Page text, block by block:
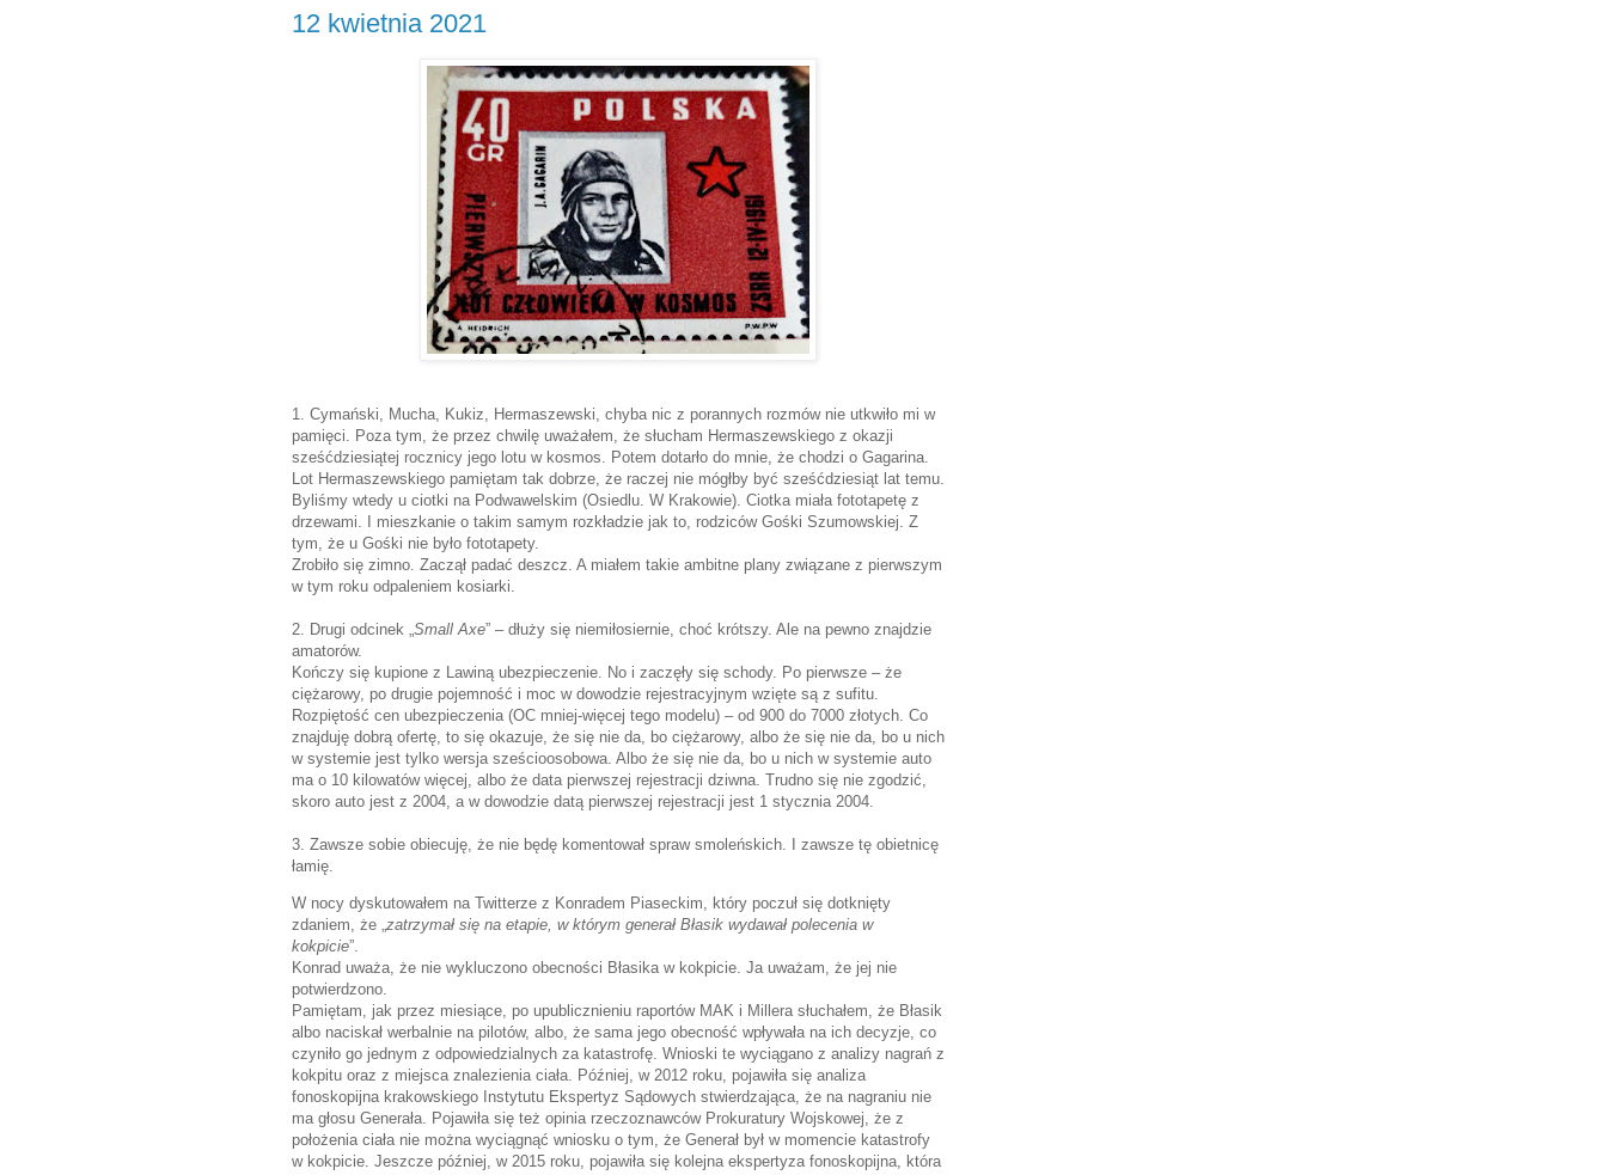
12 kwietnia 2021
1. Cymański, Mucha, Kukiz, Hermaszewski, chyba nic z porannych rozmów nie utkwiło mi w
pamięci. Poza tym, że przez chwilę uważałem, że słucham Hermaszewskiego z okazji
sześćdziesiątej rocznicy jego lotu w kosmos. Potem dotarło do mnie, że chodzi o Gagarina.
Lot Hermaszewskiego pamiętam tak dobrze, że raczej nie mógłby być sześćdziesiąt lat temu.
Byliśmy wtedy u ciotki na Podwawelskim (Osiedlu. W Krakowie). Ciotka miała fototapetę z
drzewami. I mieszkanie o takim samym rozkładzie jak to, rodziców Gośki Szumowskiej. Z
tym, że u Gośki nie było fototapety.
Zrobiło się zimno. Zaczął padać deszcz. A miałem takie ambitne plany związane z pierwszym
w tym roku odpaleniem kosiarki.
2. Drugi odcinek „Small Axe” – dłuży się niemiłosiernie, choć krótszy. Ale na pewno znajdzie
amatorów.
Kończy się kupione z Lawiną ubezpieczenie. No i zaczęły się schody. Po pierwsze – że
ciężarowy, po drugie pojemność i moc w dowodzie rejestracyjnym wzięte są z sufitu.
Rozpiętość cen ubezpieczenia (OC mniej-więcej tego modelu) – od 900 do 7000 złotych. Co
znajduję dobrą ofertę, to się okazuje, że się nie da, bo ciężarowy, albo że się nie da, bo u nich
w systemie jest tylko wersja sześcioosobowa. Albo że się nie da, bo u nich w systemie auto
ma o 10 kilowatów więcej, albo że data pierwszej rejestracji dziwna. Trudno się nie zgodzić,
skoro auto jest z 2004, a w dowodzie datą pierwszej rejestracji jest 1 stycznia 2004.
3. Zawsze sobie obiecuję, że nie będę komentował spraw smoleńskich. I zawsze tę obietnicę
łamię.
W nocy dyskutowałem na Twitterze z Konradem Piaseckim, który poczuł się dotknięty
zdaniem, że „zatrzymał się na etapie, w którym generał Błasik wydawał polecenia w
kokpicie”.
Konrad uważa, że nie wykluczono obecności Błasika w kokpicie. Ja uważam, że jej nie
potwierdzono.
Pamiętam, jak przez miesiące, po upublicznieniu raportów MAK i Millera słuchałem, że Błasik
albo naciskał werbalnie na pilotów, albo, że sama jego obecność wpływała na ich decyzje, co
czyniło go jednym z odpowiedzialnych za katastrofę. Wnioski te wyciągano z analizy nagrań z
kokpitu oraz z miejsca znalezienia ciała. Później, w 2012 roku, pojawiła się analiza
fonoskopijna krakowskiego Instytutu Ekspertyz Sądowych stwierdzająca, że na nagraniu nie
ma głosu Generała. Pojawiła się też opinia rzeczoznawców Prokuratury Wojskowej, że z
położenia ciała nie można wyciągnąć wniosku o tym, że Generał był w momencie katastrofy
w kokpicie. Jeszcze później, w 2015 roku, pojawiła się kolejna ekspertyza fonoskopijna, która